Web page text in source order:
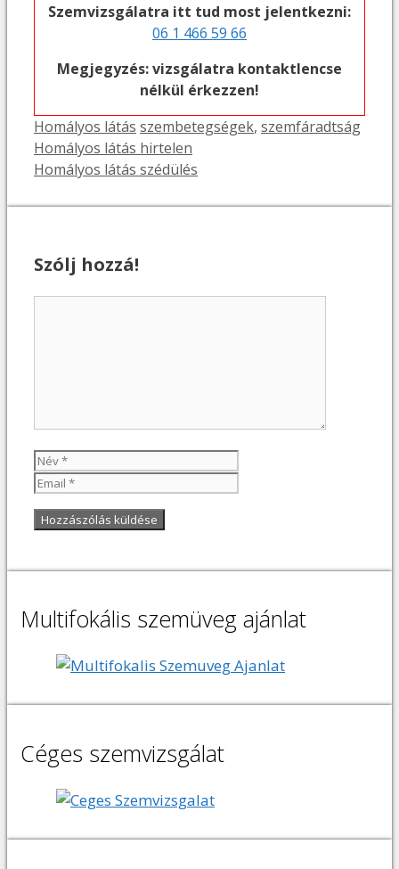
Szemvizsgálatra itt tud most jelentkezni:
06 1 466 59 66
Megjegyzés: vizsgálatra kontaktlencse
nélkül érkezzen!
Kategória
Homályos látás Címkék
szembetegségek, szemfáradtság
Homályos látás hirtelen
Homályos látás szédülés
Szólj hozzá!
Név
Multifokális szemüveg ajánlat
Céges szemvizsgálat